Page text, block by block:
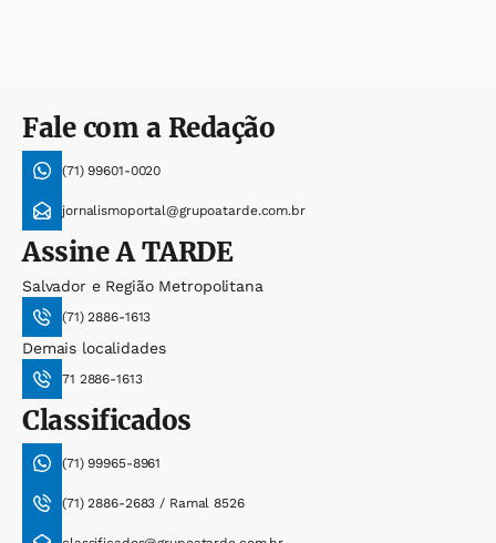
Fale com a Redação
(71) 99601-0020
jornalismoportal@grupoatarde.com.br
AssineA TARDE
Salvador e Região Metropolitana
(71) 2886-1613
Demais localidades
71 2886-1613
Classificados
(71) 99965-8961
(71) 2886-2683 / Ramal 8526